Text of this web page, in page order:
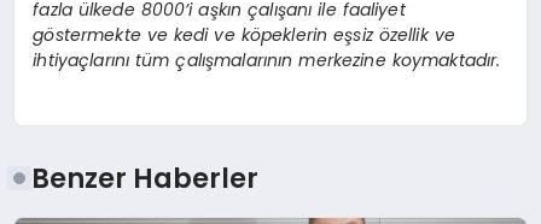
fazla ülkede 8000’i aşkın çalışanı ile faaliyet
göstermekte ve kedi ve köpeklerin eşsiz özellik ve
ihtiyaçlarını tüm çalışmalarının merkezine koymaktadır.
Benzer Haberler